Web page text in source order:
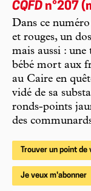
CQFD n°207
Dans ce
et rouges, un
mais aussi : une
bébé mort aux
au Caire en
vidé de sa
ronds-points
des
Trouver un point de
Je veux m'abonner